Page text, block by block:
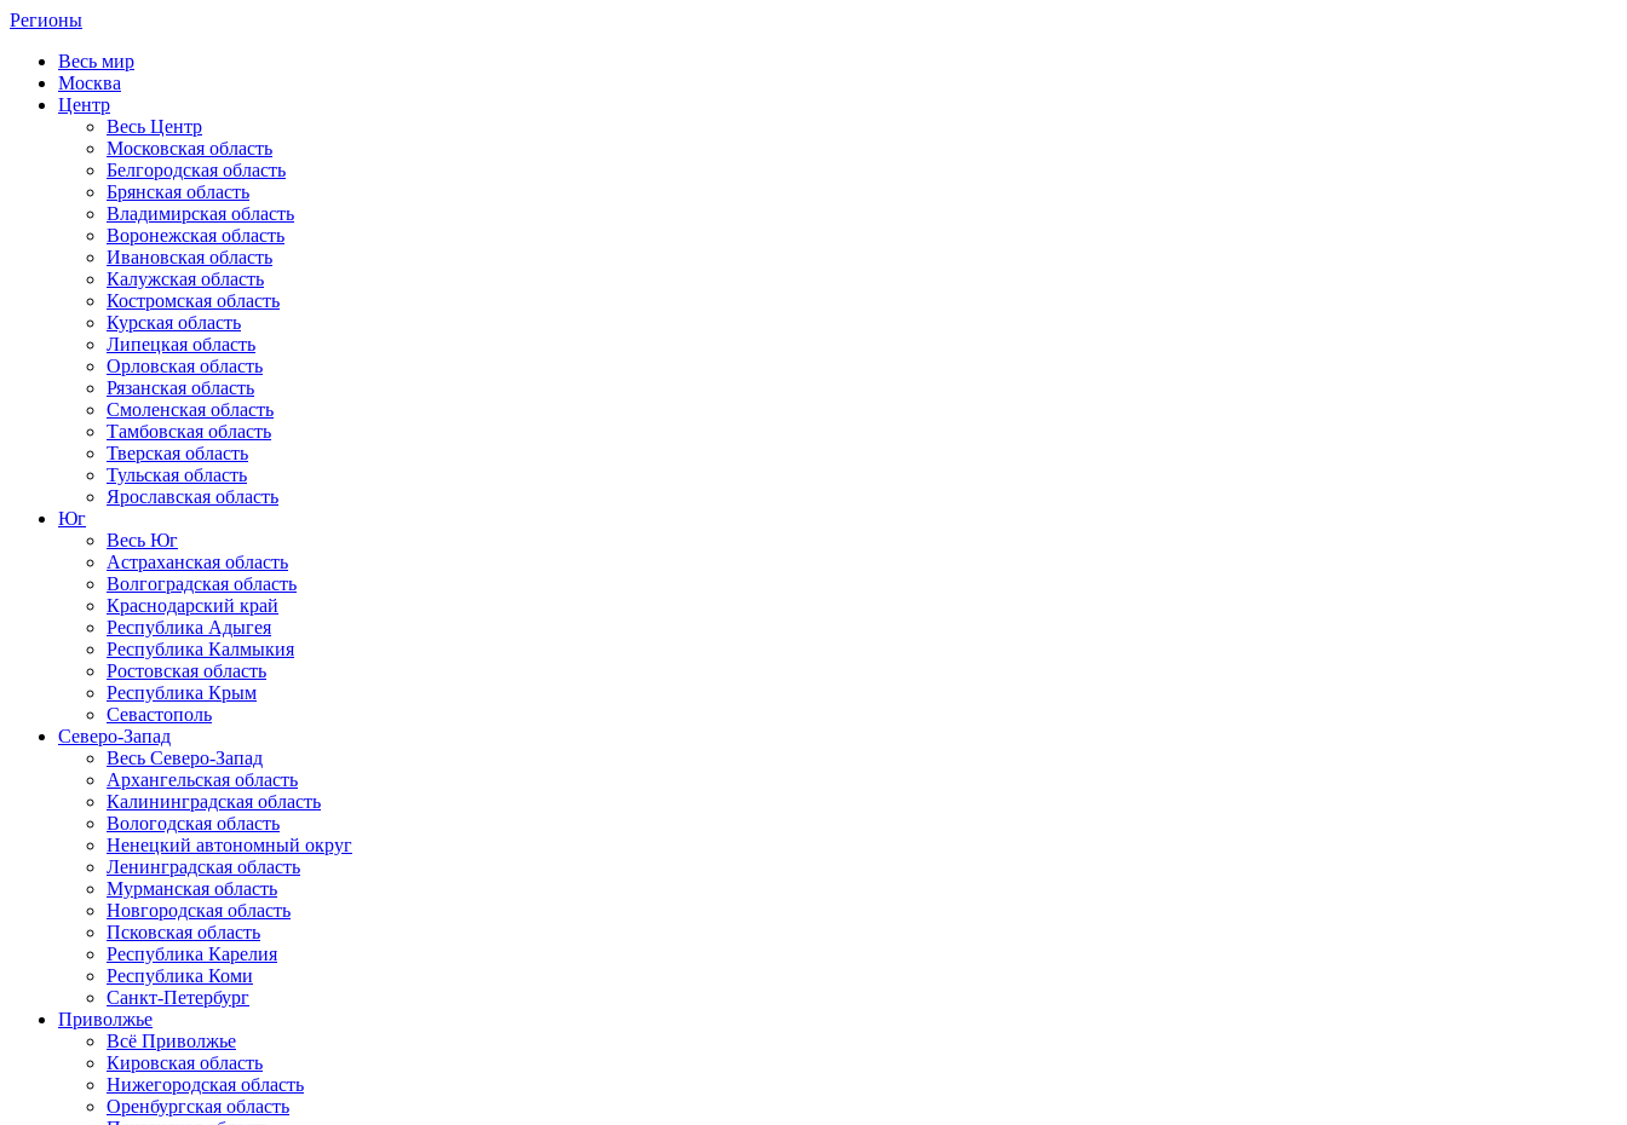
Регионы
Весь мир
Москва
Центр
Весь Центр
Московская область
Белгородская область
Брянская область
Владимирская область
Воронежская область
Ивановская область
Калужская область
Костромская область
Курская область
Липецкая область
Орловская область
Рязанская область
Смоленская область
Тамбовская область
Тверская область
Тульская область
Ярославская область
Юг
Весь Юг
Астраханская область
Волгоградская область
Краснодарский край
Республика Адыгея
Республика Калмыкия
Ростовская область
Республика Крым
Севастополь
Северо-Запад
Весь Северо-Запад
Архангельская область
Калининградская область
Вологодская область
Ненецкий автономный округ
Ленинградская область
Мурманская область
Новгородская область
Псковская область
Республика Карелия
Республика Коми
Санкт-Петербург
Приволжье
Всё Приволжье
Кировская область
Нижегородская область
Оренбургская область